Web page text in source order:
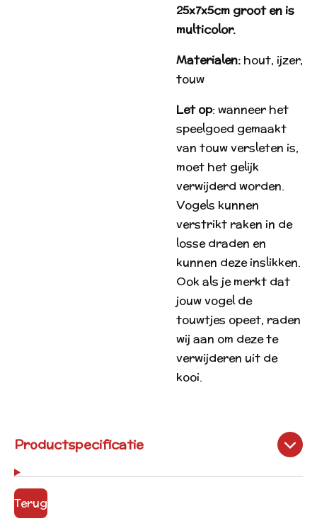
25x7x5cm groot en is
multicolor.
Materialen: hout, ijzer,
touw
Let op: wanneer het
speelgoed gemaakt
van touw versleten is,
moet het gelijk
verwijderd worden.
Vogels kunnen
verstrikt raken in de
losse draden en
kunnen deze inslikken.
Ook als je merkt dat
jouw vogel de
touwtjes opeet, raden
wij aan om deze te
verwijderen uit de
kooi.
Productspecificatie
Terug